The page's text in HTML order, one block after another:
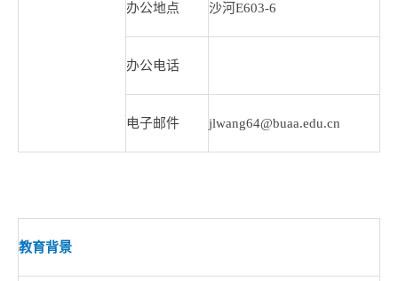
办公地点 沙河 E603-6
办公电话
电子邮件 jlwang64@buaa.edu.cn
教育背景